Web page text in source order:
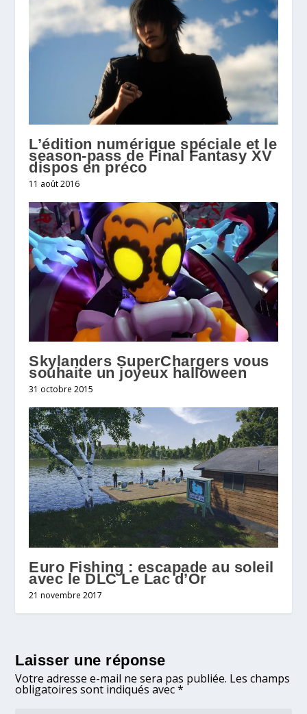
L’édition numérique spéciale et le
season-pass de Final Fantasy XV
dispos en préco
11 août 2016
Skylanders SuperChargers vous
souhaite un joyeux halloween
31 octobre 2015
Euro Fishing : escapade au soleil
avec le DLC Le Lac d’Or
21 novembre 2017
Laisser une réponse
Votre adresse e-mail ne sera pas publiée. Les champs
obligatoires sont indiqués avec*